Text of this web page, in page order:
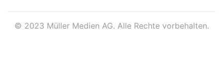
© 2023 Müller Medien AG. Alle Rechte vorbehalten.